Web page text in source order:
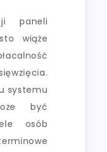
paneli
wiąże
systemu
być
osób